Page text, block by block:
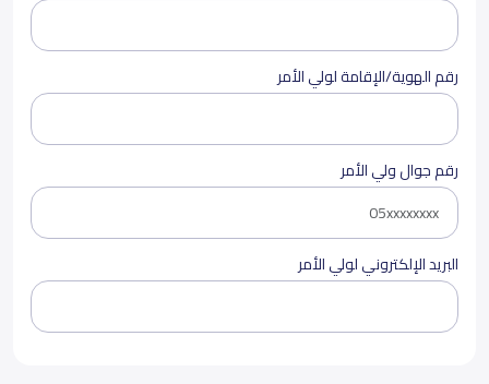
رقم الهوية/الإقامة لولي الأمر
رقم جوال ولي الأمر
البريد الإلكتروني لولي الأمر